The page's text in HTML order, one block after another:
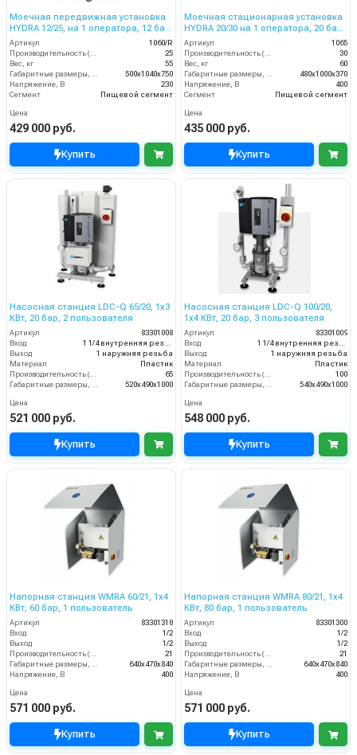
Моечная передвижная установка
HYDRA 12/25, на 1 оператора, 12 бар,
25 л/мин.
Артикул
1060/R
25
Вес, кг
55
500x1040x750
Напряжение, В
230
Сегмент
Пищевой сегмент
Цена
429 000 руб.
Купить
Моечная стационарная установка
HYDRA 20/30 на 1 оператора, 20 бар,
30 л/мин.
Артикул
1065
30
Вес, кг
60
480x1000x370
Напряжение, В
400
Сегмент
Пищевой сегмент
Цена
435 000 руб.
Купить
Насосная станция LDC-Q 65/20, 1x3
КВт, 20 бар, 2 пользователя
Артикул
83301008
Вход
Выход
1 наружняя резьба
Материал
Пластик
65
520x490x1000
Цена
521 000 руб.
Купить
Насосная станция LDC-Q 100/20,
1x4 КВт, 20 бар, 3 пользователя
Артикул
83301009
Вход
Выход
1 наружняя резьба
Материал
Пластик
100
540x490x1000
Цена
548 000 руб.
Купить
Напорная станция WMRA 60/21, 1x4
КВт, 60 бар, 1 пользователь
Артикул
83301310
Вход
1/2
Выход
1/2
Производительность (л/мин)
21
Габаритные размеры, мм
640x470x840
Напряжение, В
400
Цена
571 000 руб.
Купить
Напорная станция WMRA 80/21, 1x4
КВт, 80 бар, 1 пользователь
Артикул
83301300
Вход
1/2
Выход
1/2
Производительность (л/мин)
21
Габаритные размеры, мм
640x470x840
Напряжение, В
400
Цена
571 000 руб.
Купить